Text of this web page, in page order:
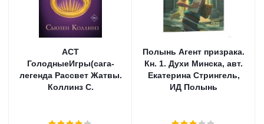
АСТ
ГолодныеИгры(сага-
легенда Рассвет Жатвы.
Коллинз С.
Полынь Агент призрака.
Кн. 1. Духи Минска, авт.
Екатерина Стрингель,
ИД Полынь